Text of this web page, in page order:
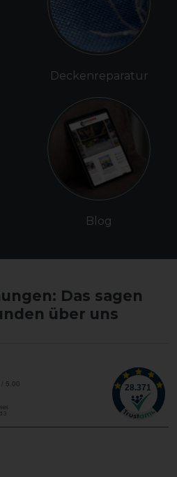
Deckenreparatur
Blog
Das sagen
über uns